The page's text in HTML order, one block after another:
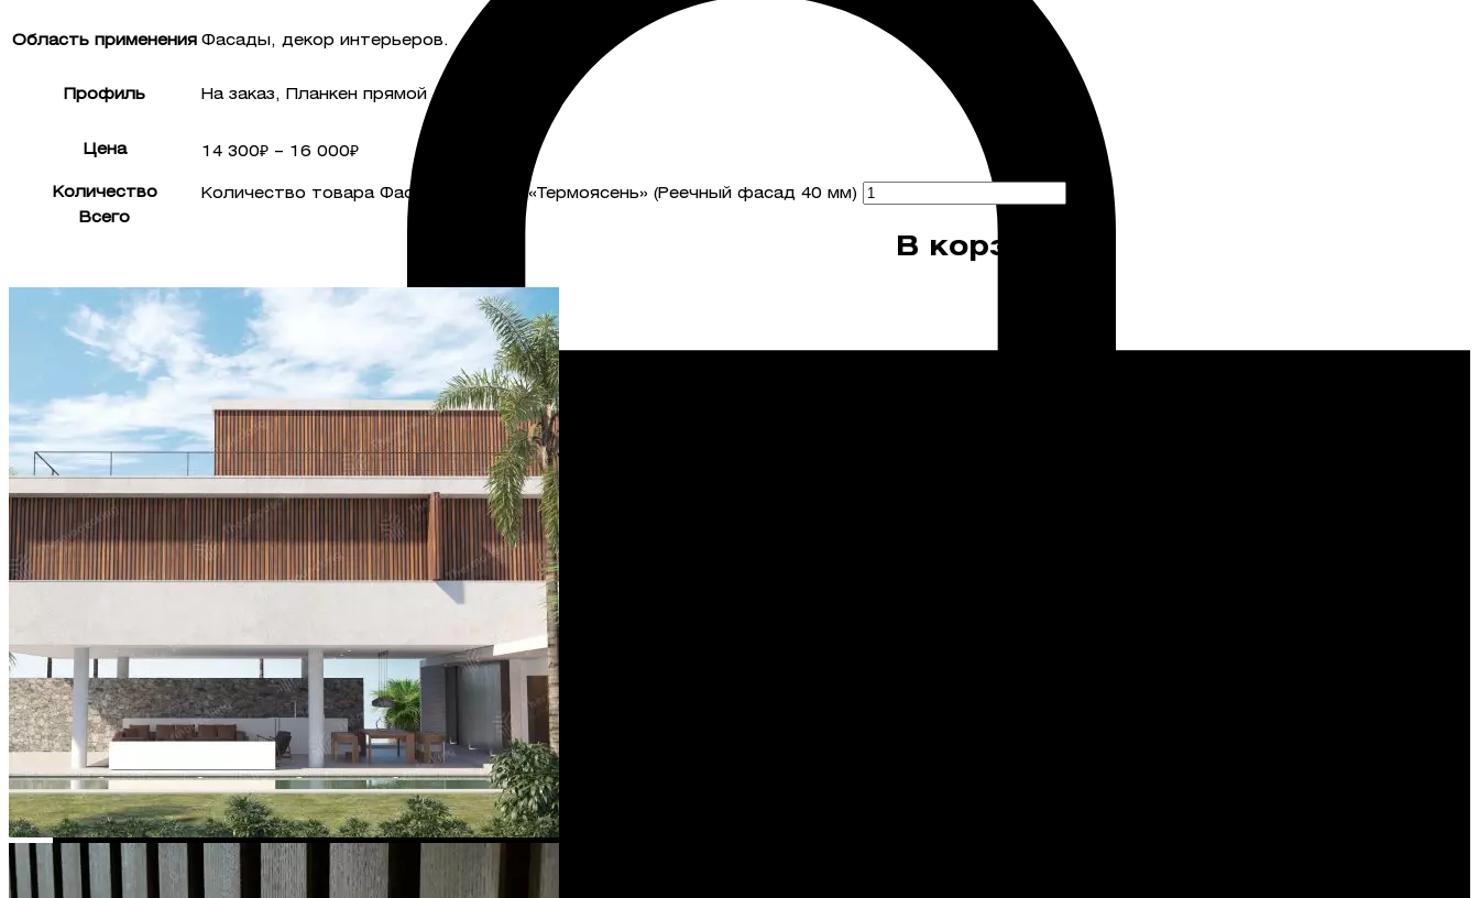
Область применения Фасады, декор интерьеров.
Профиль На заказ, Планкен прямой
Цена 14 300₽ – 16 000₽
Количество
Количество товара Фасадная доска «Термоясень» (Реечный фасад 40 мм)
Всего
В корзину